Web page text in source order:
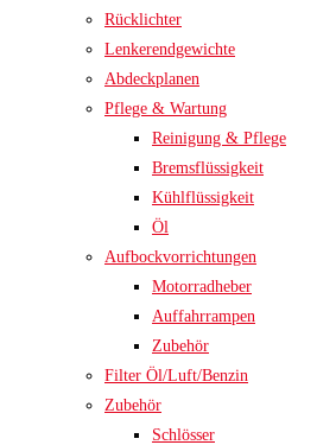
Rücklichter
Lenkerendgewichte
Abdeckplanen
Pflege & Wartung
Reinigung & Pflege
Bremsflüssigkeit
Kühlflüssigkeit
Öl
Aufbockvorrichtungen
Motorradheber
Auffahrrampen
Zubehör
Filter Öl/Luft/Benzin
Zubehör
Schlösser